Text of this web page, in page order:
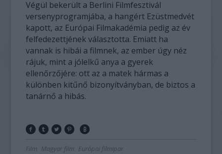
Végül bekerült a Berlini Filmfesztivál
versenyprogramjába, a hangért Ezüstmedvét
kapott, az Európai Filmakadémia pedig az év
felfedezettjének választotta. Emiatt ha
vannak is hibái a filmnek, az ember úgy néz
rájuk, mint a jólelkű anya a gyerek
ellenőrzőjére: ott az a matek hármas a
különben kitűnő bizonyítványban, de biztos a
tanárnő a hibás.
Film Magyar film Európai filmipar